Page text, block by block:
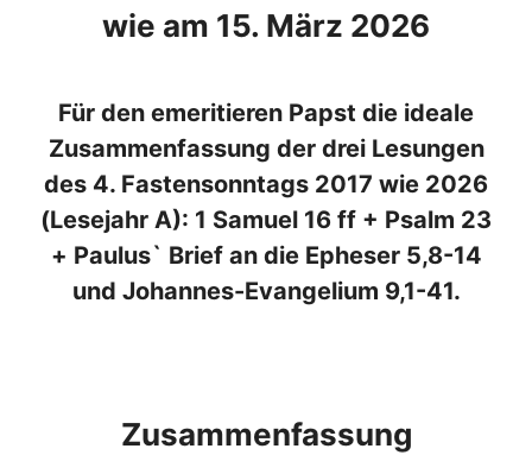
wie am 15. März 2026
Für den emeritieren Papst die ideale
Zusammenfassung der drei Lesungen
des 4. Fastensonntags 2017 wie 2026
(Lesejahr A): 1 Samuel 16 ff + Psalm 23
+ Paulus` Brief an die Epheser 5,8-14
und Johannes-Evangelium 9,1-41.
Zusammenfassung